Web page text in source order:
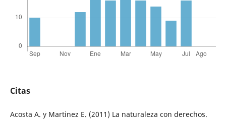
Citas
Acosta A. y Martinez E. (2011) La naturaleza con derechos.